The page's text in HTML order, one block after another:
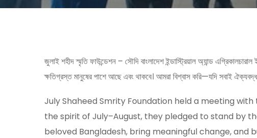
জুলাই শহীদ স্মৃতি ফাউন্ডেশন – সৌদি বাংলাদেশ ইন্ডাস্ট্রিয়াল অ্যান্ড
ক্ষতিগ্রস্ত মানুষের পাশে আছে এবং থাকবে। আমরা বিশ্বাস করি—যদি সবাই
July Shaheed Smrity Foundation held a meeting
the spirit of July–August, they pledged to stand by
beloved Bangladesh, bring meaningful change, and